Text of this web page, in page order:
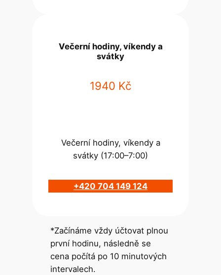
Večerní hodiny, víkendy a
svátky
1940 Kč
Večerní hodiny, víkendy a
svátky (17:00–7:00)
+420 704 149 124
*Začínáme vždy účtovat plnou
první hodinu, následně se
cena počítá po 10 minutových
intervalech.